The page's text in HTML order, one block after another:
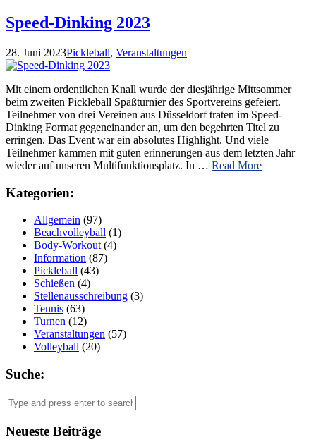
Speed-Dinking 2023
28. Juni 2023Pickleball, Veranstaltungen
Mit einem ordentlichen Knall wurde der diesjährige Mittsommer
beim zweiten Pickleball Spaßturnier des Sportvereins gefeiert.
Teilnehmer von drei Vereinen aus Düsseldorf traten im Speed-
Dinking Format gegeneinander an, um den begehrten Titel zu
erringen. Das Event war ein absolutes Highlight. Und viele
Teilnehmer kammen mit guten erinnerungen aus dem letzten Jahr
wieder auf unseren Multifunktionsplatz. In … Read More
Kategorien:
Allgemein (97)
Beachvolleyball (1)
Body-Workout (4)
Information (87)
Pickleball (43)
Schießen (4)
Stellenausschreibung (3)
Tennis (63)
Turnen (12)
Veranstaltungen (57)
Volleyball (20)
Suche:
Neueste Beiträge